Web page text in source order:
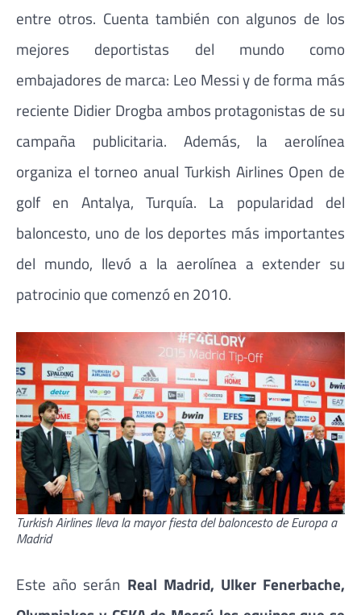
entre otros. Cuenta también con algunos de los
mejores deportistas del mundo como
embajadores de marca: Leo Messi y de forma más
reciente Didier Drogba ambos protagonistas de su
campaña publicitaria. Además, la aerolínea
organiza el torneo anual Turkish Airlines Open de
golf en Antalya, Turquía. La popularidad del
baloncesto, uno de los deportes más importantes
del mundo, llevó a la aerolínea a extender su
patrocinio que comenzó en 2010.
Turkish Airlines lleva la mayor fiesta del baloncesto de Europa a
Madrid
Este año serán Real Madrid, Ulker Fenerbache,